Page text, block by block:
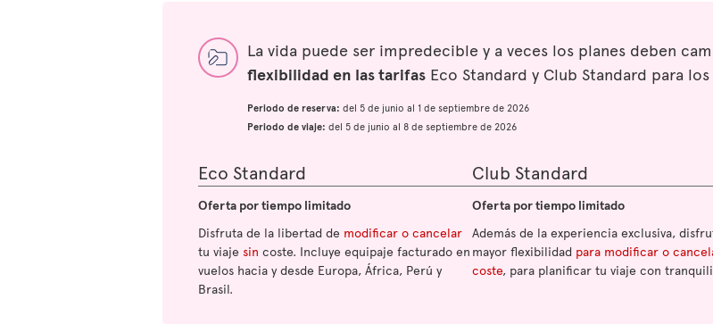
La vida puede ser impredecible y a veces los planes deben
flexibilidad en las tarifas Eco Standard y Club Standard para
Periodo de reserva: del 5 de junio al 1 de septiembre de 2026
Periodo de viaje: del 5 de junio al 8 de septiembre de 2026
Eco Standard
Oferta por tiempo limitado
Disfruta de la libertad de modificar o cancelar
tu viaje sin coste. Incluye equipaje facturado en
vuelos hacia y desde Europa, África, Perú y
Brasil.
Club Standard
Oferta por tiempo limitado
Además de la experiencia exclusiva,
mayor flexibilidad para modificar o
coste, para planificar tu viaje con